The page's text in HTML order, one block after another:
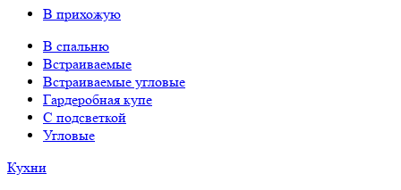
В прихожую
В спальню
Встраиваемые
Встраиваемые угловые
Гардеробная купе
С подсветкой
Угловые
Кухни